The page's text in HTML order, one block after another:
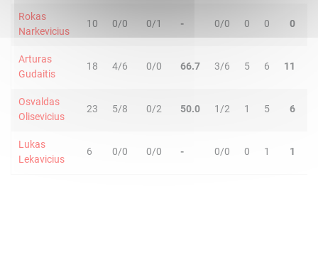
Rokas
Narkevicius
10 0/0 0/1 - 0/0 0 0 0
Arturas
Gudaitis
18 4/6 0/0 66.7 3/6 5 6 11
Osvaldas
Olisevicius
23 5/8 0/2 50.0 1/2 1 5 6
Lukas
Lekavicius
6 0/0 0/0 - 0/0 0 1 1